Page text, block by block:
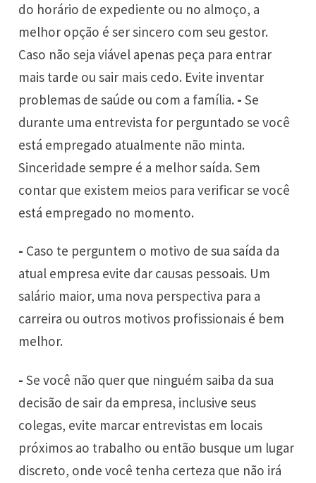
do horário de expediente ou no almoço, a
melhor opção é ser sincero com seu gestor.
Caso não seja viável apenas peça para entrar
mais tarde ou sair mais cedo. Evite inventar
problemas de saúde ou com a família. - Se
durante uma entrevista for perguntado se você
está empregado atualmente não minta.
Sinceridade sempre é a melhor saída. Sem
contar que existem meios para verificar se você
está empregado no momento.
- Caso te perguntem o motivo de sua saída da
atual empresa evite dar causas pessoais. Um
salário maior, uma nova perspectiva para a
carreira ou outros motivos profissionais é bem
melhor.
- Se você não quer que ninguém saiba da sua
decisão de sair da empresa, inclusive seus
colegas, evite marcar entrevistas em locais
próximos ao trabalho ou então busque um lugar
discreto, onde você tenha certeza que não irá